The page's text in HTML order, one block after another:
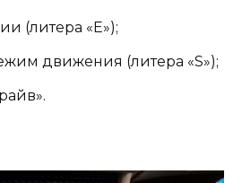
(литера «Е»);
движения (литера «S»);